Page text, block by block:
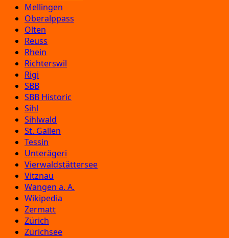
Mellingen
Oberalppass
Olten
Reuss
Rhein
Richterswil
Rigi
SBB
SBB Historic
Sihl
Sihlwald
St. Gallen
Tessin
Unterägeri
Vierwaldstättersee
Vitznau
Wangen a. A.
Wikipedia
Zermatt
Zürich
Zürichsee